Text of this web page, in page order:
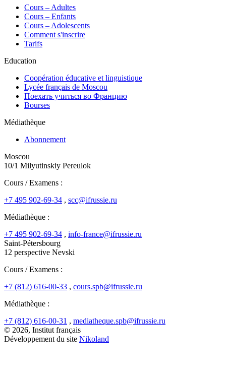
Сours – Adultes
Cours – Enfants
Cours – Adolescents
Comment s'inscrire
Tarifs
Education
Coopération éducative et linguistique
Lycée français de Moscou
Поехать учиться во Францию
Bourses
Médiathèque
Abonnement
Moscou
10/1 Milyutinskiy Pereulok
Cours / Examens :
+7 495 902-69-34 , scc@ifrussie.ru
Médiathèque :
+7 495 902-69-34 , info-france@ifrussie.ru
Saint-Pétersbourg
12 perspective Nevski
Cours / Examens :
+7 (812) 616-00-33 , cours.spb@ifrussie.ru
Médiathèque :
+7 (812) 616-00-31 , mediatheque.spb@ifrussie.ru
© 2026, Institut français
Développement du site Nikoland